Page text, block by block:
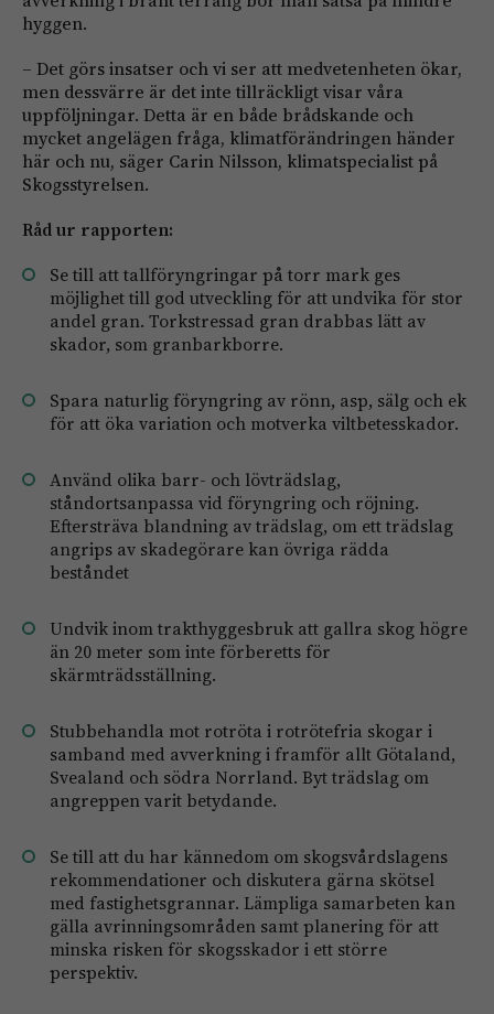
hyggen.
– Det görs insatser och vi ser att medvetenheten ökar,
men dessvärre är det inte tillräckligt visar våra
uppföljningar. Detta är en både brådskande och
mycket angelägen fråga, klimatförändringen händer
här och nu, säger Carin Nilsson, klimatspecialist på
Skogsstyrelsen.
Råd ur rapporten:
Se till att tallföryngringar på torr mark ges
möjlighet till god utveckling för att undvika för stor
andel gran. Torkstressad gran drabbas lätt av
skador, som granbarkborre.
Spara naturlig föryngring av rönn, asp, sälg och ek
för att öka variation och motverka viltbetesskador.
Använd olika barr- och lövträdslag,
ståndortsanpassa vid föryngring och röjning.
Eftersträva blandning av trädslag, om ett trädslag
angrips av skadegörare kan övriga rädda
beståndet
Undvik inom trakthyggesbruk att gallra skog högre
än 20 meter som inte förberetts för
skärmträdsställning.
Stubbehandla mot rotröta i rotrötefria skogar i
samband med avverkning i framför allt Götaland,
Svealand och södra Norrland. Byt trädslag om
angreppen varit betydande.
Se till att du har kännedom om skogsvårdslagens
rekommendationer och diskutera gärna skötsel
med fastighetsgrannar. Lämpliga samarbeten kan
gälla avrinningsområden samt planering för att
minska risken för skogsskador i ett större
perspektiv.